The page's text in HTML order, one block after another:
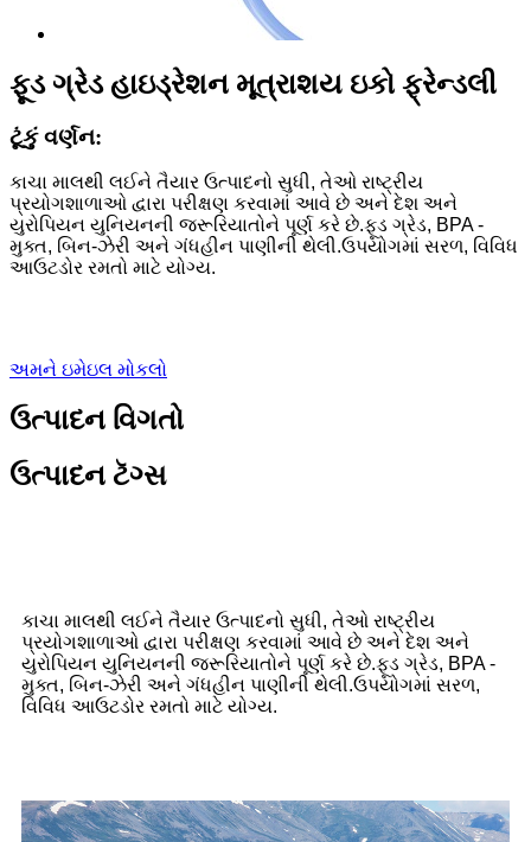
ફૂડ ગ્રેડ હાઇડ્રેશન મૂત્રાશય ઇકો ફ્રેન્ડલી
ટૂંકું વર્ણન:
કાચા માલથી લઈને તૈયાર ઉત્પાદનો સુધી, તેઓ રાષ્ટ્રીય
પ્રયોગશાળાઓ દ્વારા પરીક્ષણ કરવામાં આવે છે અને દેશ અને
યુરોપિયન યુનિયનની જરૂરિયાતોને પૂર્ણ કરે છે.ફૂડ ગ્રેડ, BPA -
મુક્ત, બિન-ઝેરી અને ગંધહીન પાણીની થેલી.ઉપયોગમાં સરળ, વિવિધ
આઉટડોર રમતો માટે યોગ્ય.
અમને ઇમેઇલ મોકલો
ઉત્પાદન વિગતો
ઉત્પાદન ટૅગ્સ
કાચા માલથી લઈને તૈયાર ઉત્પાદનો સુધી, તેઓ રાષ્ટ્રીય
પ્રયોગશાળાઓ દ્વારા પરીક્ષણ કરવામાં આવે છે અને દેશ અને
યુરોપિયન યુનિયનની જરૂરિયાતોને પૂર્ણ કરે છે.ફૂડ ગ્રેડ, BPA -
મુક્ત, બિન-ઝેરી અને ગંધહીન પાણીની થેલી.ઉપયોગમાં સરળ,
વિવિધ આઉટડોર રમતો માટે યોગ્ય.